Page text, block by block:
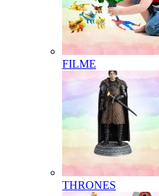
FILME
THRONES